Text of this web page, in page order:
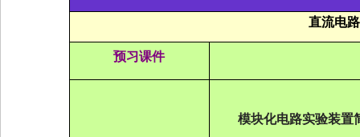
直流电路
预习课件
模块化电路实验装置